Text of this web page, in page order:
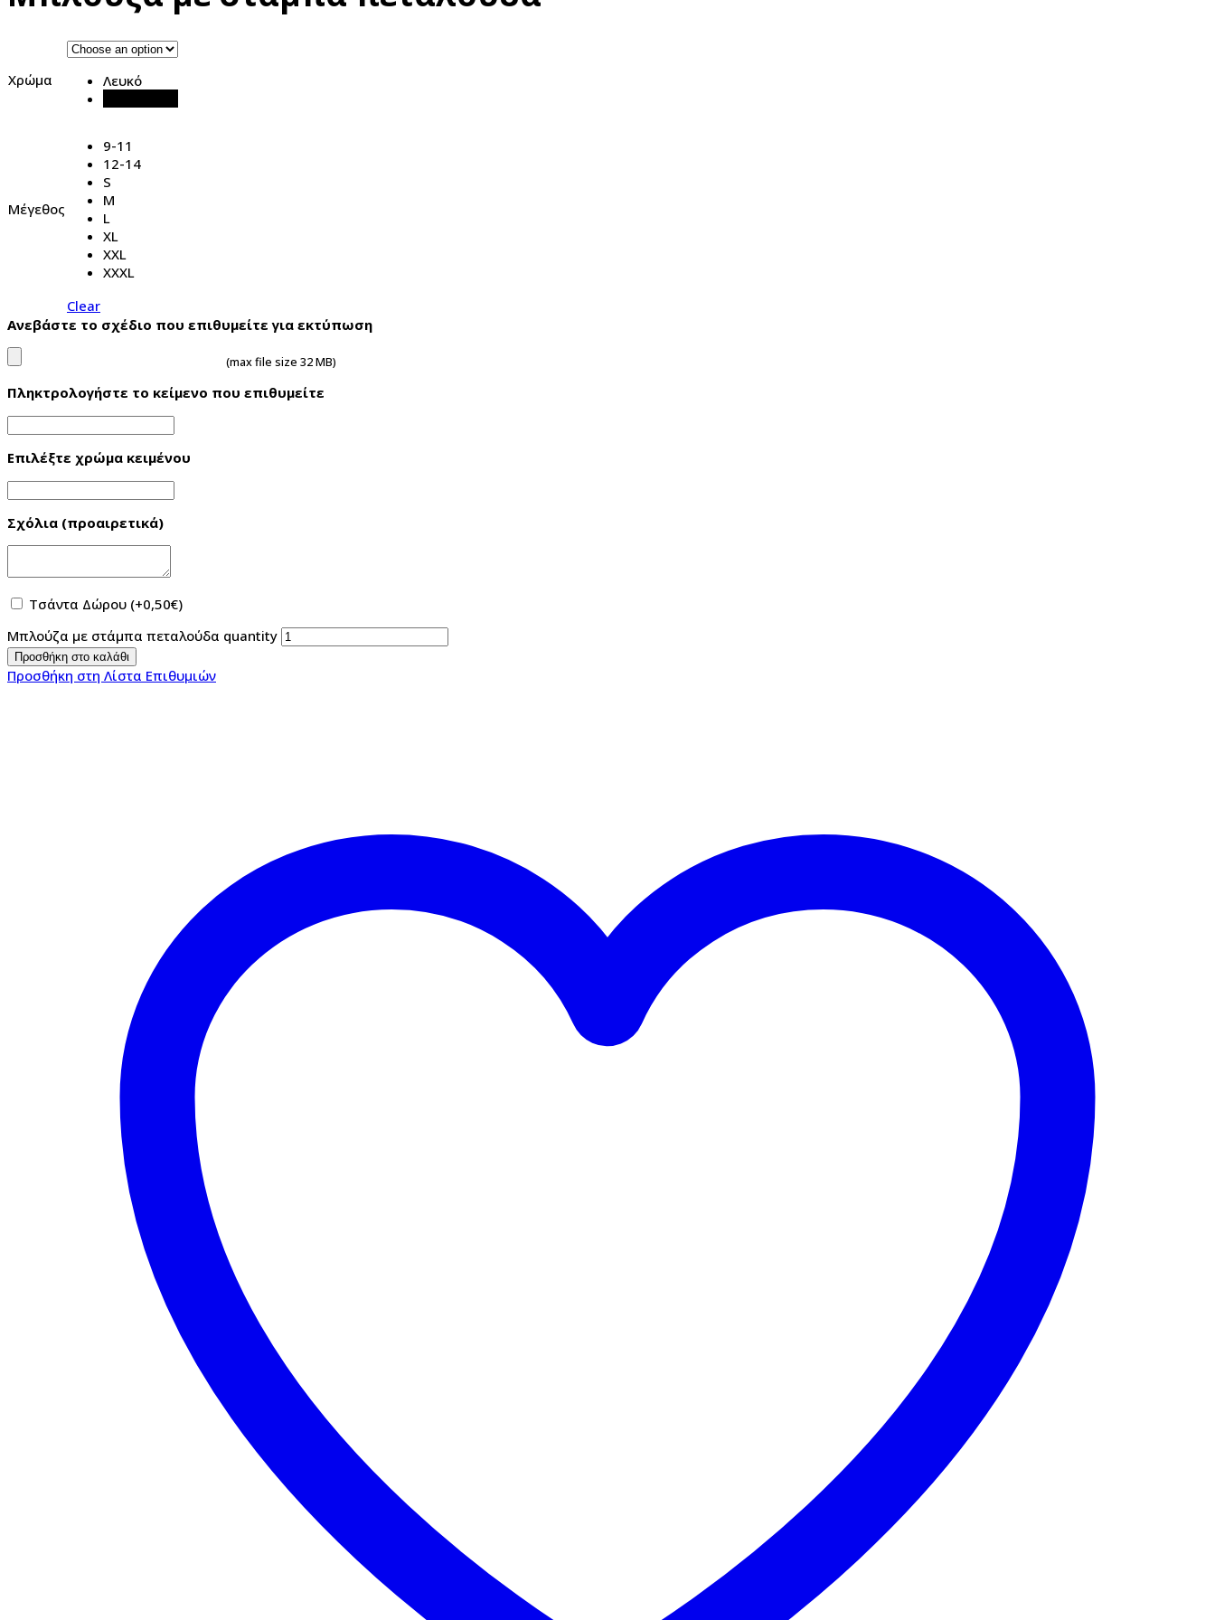
Χρώμα
Λευκό
Μέγεθος
9-11
12-14
S
M
L
XL
XXL
XXXL
Clear
Ανεβάστε το σχέδιο που επιθυμείτε για εκτύπωση
(max file size 32 MB)
Πληκτρολογήστε το κείμενο που επιθυμείτε
Επιλέξτε χρώμα κειμένου
Σχόλια (προαιρετικά)
Τσάντα Δώρου (+0,50€)
Μπλούζα με στάμπα πεταλούδα quantity
Προσθήκη στο καλάθι
Προσθήκη στη Λίστα Επιθυμιών